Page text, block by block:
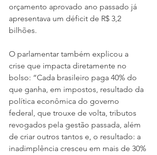
orçamento aprovado ano passado já
apresentava um déficit de R$ 3,2
bilhões.
O parlamentar também explicou a
crise que impacta diretamente no
bolso: “Cada brasileiro paga 40% do
que ganha, em impostos, resultado da
política econômica do governo
federal, que trouxe de volta, tributos
revogados pela gestão passada, além
de criar outros tantos e, o resultado: a
inadimplência cresceu em mais de 30%